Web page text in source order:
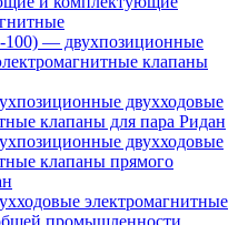
100) — двухпозиционные
клапаны
двухходовые
клапаны для пара Ридан
двухходовые
клапаны прямого
электромагнитные
промышленности